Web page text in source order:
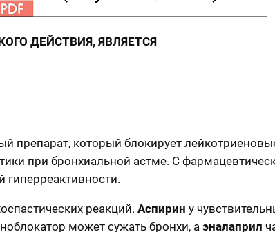
ДЕЙСТВИЯ, ЯВЛЯЕТСЯ
препарат, который блокирует
при бронхиальной астме. С
гиперреактивности.
реакций. Аспирин у
может сужать бронхи, а эналаприл